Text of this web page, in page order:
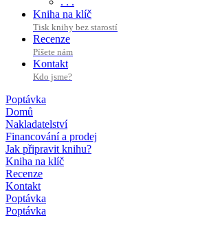
Kniha na klíč
Tisk knihy bez starostí
Recenze
Píšete nám
Kontakt
Kdo jsme?
Poptávka
Domů
Nakladatelství
Financování a prodej
Jak připravit knihu?
Kniha na klíč
Recenze
Kontakt
Poptávka
Poptávka